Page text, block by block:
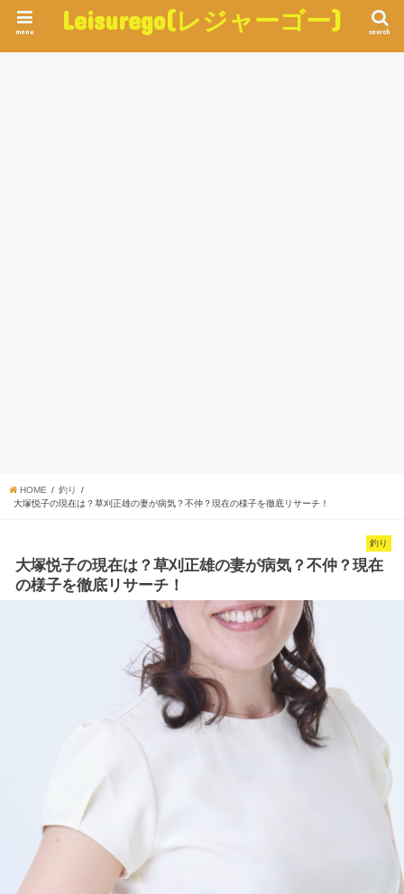
Leisurego(レジャーゴー) search
menu
HOME
釣り
大塚悦子の現在は？草刈正雄の妻が病気？不仲？現在の様子を徹底リサーチ！
釣り
大塚悦子の現在は？草刈正雄の妻が病気？不仲？現在
の様子を徹底リサーチ！